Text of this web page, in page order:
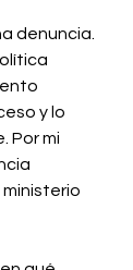
denuncia.
y lo
Por mi